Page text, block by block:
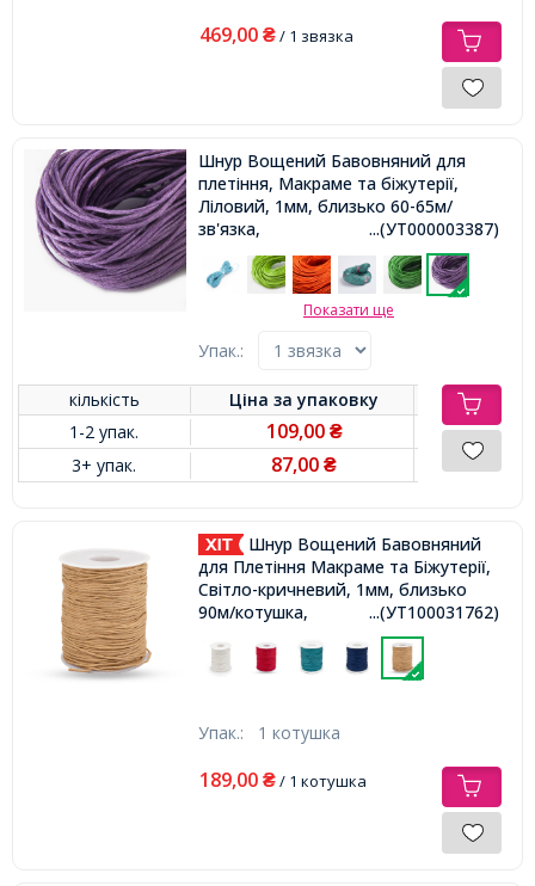
469,00 ₴/ 1 звязка
Шнур Вощений Бавовняний для
плетіння, Макраме та біжутерії,
Ліловий, 1мм, близько 60-65м/
зв'язка,
...(УТ000003387)
Показати ще
Упак.:
кількість Ціна заупаковку
1-2 упак.
109,00 ₴
3+ упак. 87,00₴
Шнур Вощений Бавовняний
для Плетіння Макраме та Біжутерії,
Світло-кричневий, 1мм, близько
90м/котушка,
...(УТ100031762)
Упак.: 1 котушка
189,00 ₴/ 1 котушка